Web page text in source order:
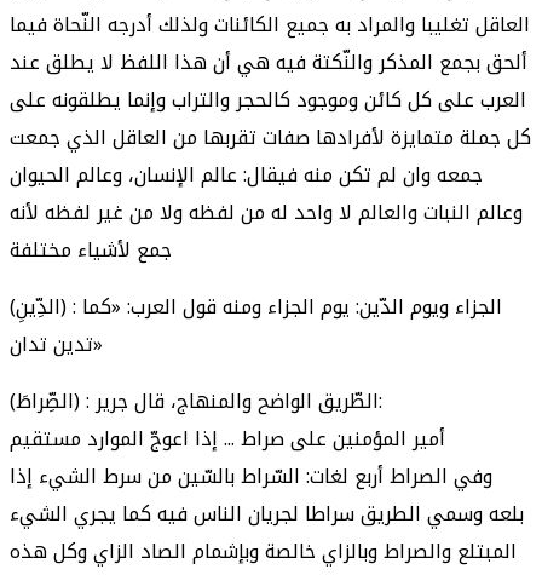
العاقل تغليبا والمراد به جميع الكائنات ولذلك أدرجه النّحاة فيما
ألحق بجمع المذكر والنّكتة فيه هي أن هذا اللفظ لا يطلق عند
العرب على كل كائن وموجود كالحجر والتراب وإنما يطلقونه على
كل جملة متمايزة لأفرادها صفات تقربها من العاقل الذي جمعت
جمعه وان لم تكن منه فيقال: عالم الإنسان، وعالم الحيوان
وعالم النبات والعالم لا واحد له من لفظه ولا من غير لفظه لأنه
(الدِّينِ) : الجزاء ويوم الدّين: يوم الجزاء ومنه قول العرب: «كما
تدين تدان»
(الصِّراطَ) : الطّريق الواضح والمنهاج، قال جرير:
أمير المؤمنين على صراط ... إذا اعوجّ الموارد مستقيم
وفي الصراط أربع لغات: السّراط بالسّين من سرط الشيء إذا
بلعه وسمي الطريق سراطا لجريان الناس فيه كما يجري الشيء
المبتلع والصراط وبالزاي خالصة وبإشمام الصاد الزاي وكل هذه